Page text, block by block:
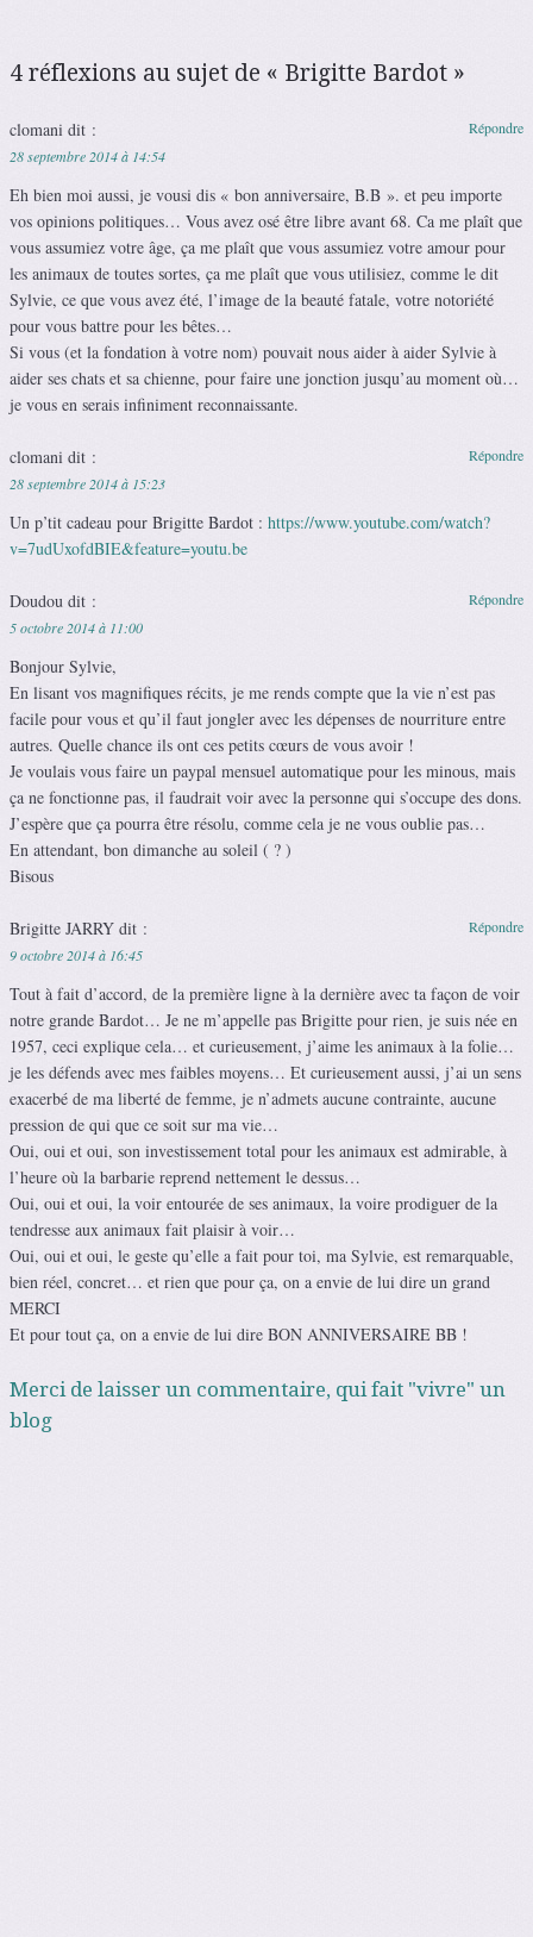
4 réflexions au sujet de « Brigitte Bardot »
clomani dit :
28 septembre 2014 à 14:54
Eh bien moi aussi, je vousi dis « bon anniversaire, B.B ». et peu importe
vos opinions politiques… Vous avez osé être libre avant 68. Ca me plaît que
vous assumiez votre âge, ça me plaît que vous assumiez votre amour pour
les animaux de toutes sortes, ça me plaît que vous utilisiez, comme le dit
Sylvie, ce que vous avez été, l’image de la beauté fatale, votre notoriété
pour vous battre pour les bêtes…
Si vous (et la fondation à votre nom) pouvait nous aider à aider Sylvie à
aider ses chats et sa chienne, pour faire une jonction jusqu’au moment où…
je vous en serais infiniment reconnaissante.
Répondre
clomani dit :
28 septembre 2014 à 15:23
Un p’tit cadeau pour Brigitte Bardot : https://www.youtube.com/watch?
v=7udUxofdBIE&feature=youtu.be
Répondre
Doudou dit :
5 octobre 2014 à 11:00
Bonjour Sylvie,
En lisant vos magnifiques récits, je me rends compte que la vie n’est pas
facile pour vous et qu’il faut jongler avec les dépenses de nourriture entre
autres. Quelle chance ils ont ces petits cœurs de vous avoir !
Je voulais vous faire un paypal mensuel automatique pour les minous, mais
ça ne fonctionne pas, il faudrait voir avec la personne qui s’occupe des dons.
J’espère que ça pourra être résolu, comme cela je ne vous oublie pas…
En attendant, bon dimanche au soleil ( ? )
Bisous
Répondre
Brigitte JARRY dit :
9 octobre 2014 à 16:45
Tout à fait d’accord, de la première ligne à la dernière avec ta façon de voir
notre grande Bardot… Je ne m’appelle pas Brigitte pour rien, je suis née en
1957, ceci explique cela… et curieusement, j’aime les animaux à la folie…
je les défends avec mes faibles moyens… Et curieusement aussi, j’ai un sens
exacerbé de ma liberté de femme, je n’admets aucune contrainte, aucune
pression de qui que ce soit sur ma vie…
Oui, oui et oui, son investissement total pour les animaux est admirable, à
l’heure où la barbarie reprend nettement le dessus…
Oui, oui et oui, la voir entourée de ses animaux, la voire prodiguer de la
tendresse aux animaux fait plaisir à voir…
Oui, oui et oui, le geste qu’elle a fait pour toi, ma Sylvie, est remarquable,
bien réel, concret… et rien que pour ça, on a envie de lui dire un grand
MERCI
Et pour tout ça, on a envie de lui dire BON ANNIVERSAIRE BB !
Répondre
Merci de laisser un commentaire, qui fait "vivre" un
blog